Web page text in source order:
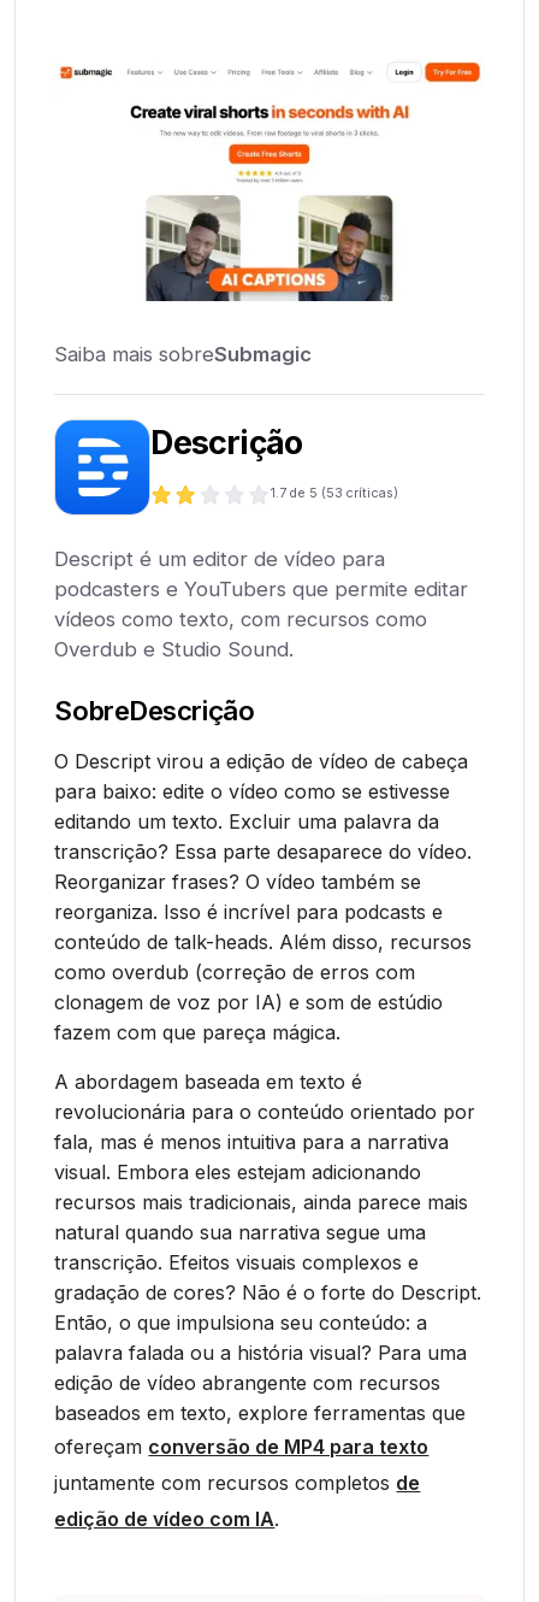
Saiba mais sobreSubmagic
Descrição
1.7 de 5 (53 críticas)
Descript é um editor de vídeo para
podcasters e YouTubers que permite editar
vídeos como texto, com recursos como
Overdub e Studio Sound.
SobreDescrição
O Descript virou a edição de vídeo de cabeça
para baixo: edite o vídeo como se estivesse
editando um texto. Excluir uma palavra da
transcrição? Essa parte desaparece do vídeo.
Reorganizar frases? O vídeo também se
reorganiza. Isso é incrível para podcasts e
conteúdo de talk-heads. Além disso, recursos
como overdub (correção de erros com
clonagem de voz por IA) e som de estúdio
fazem com que pareça mágica.
A abordagem baseada em texto é
revolucionária para o conteúdo orientado por
fala, mas é menos intuitiva para a narrativa
visual. Embora eles estejam adicionando
recursos mais tradicionais, ainda parece mais
natural quando sua narrativa segue uma
transcrição. Efeitos visuais complexos e
gradação de cores? Não é o forte do Descript.
Então, o que impulsiona seu conteúdo: a
palavra falada ou a história visual? Para uma
edição de vídeo abrangente com recursos
baseados em texto, explore ferramentas que
ofereçam conversão de MP4 para texto
juntamente com recursos completos de
edição de vídeo com IA.